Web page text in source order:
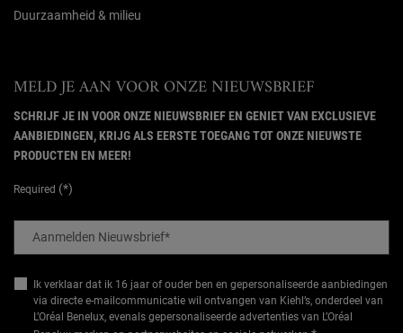
Duurzaamheid & milieu
MELD JE AAN VOOR ONZE NIEUWSBRIEF
SCHRIJF JE IN VOOR ONZE NIEUWSBRIEF EN GENIET VAN EXCLUSIEVE
AANBIEDINGEN, KRIJG ALS EERSTE TOEGANG TOT ONZE NIEUWSTE
PRODUCTEN EN MEER!
Required (*)
Aanmelden Nieuwsbrief*
Ik verklaar dat ik 16 jaar of ouder ben en gepersonaliseerde aanbiedingen
via directe e-mailcommunicatie wil ontvangen van Kiehl’s, onderdeel van
L’Oréal Benelux, evenals gepersonaliseerde advertenties van L’Oréal